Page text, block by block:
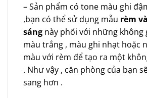
– Sản phẩm có tone màu ghi
,bạn có thể sử dụng mẫu rèm
sáng này phối với những không
màu trắng , màu ghi nhạt hoặc
màu với rèm để tạo ra một
. Như vậy , căn phòng của bạn
sang hơn .